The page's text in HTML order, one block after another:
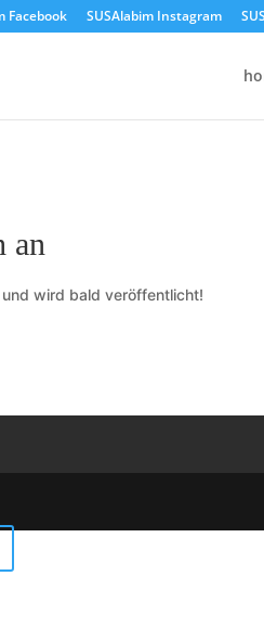
Facebook SUSAlabim Instagram
an
wird bald veröffentlicht!